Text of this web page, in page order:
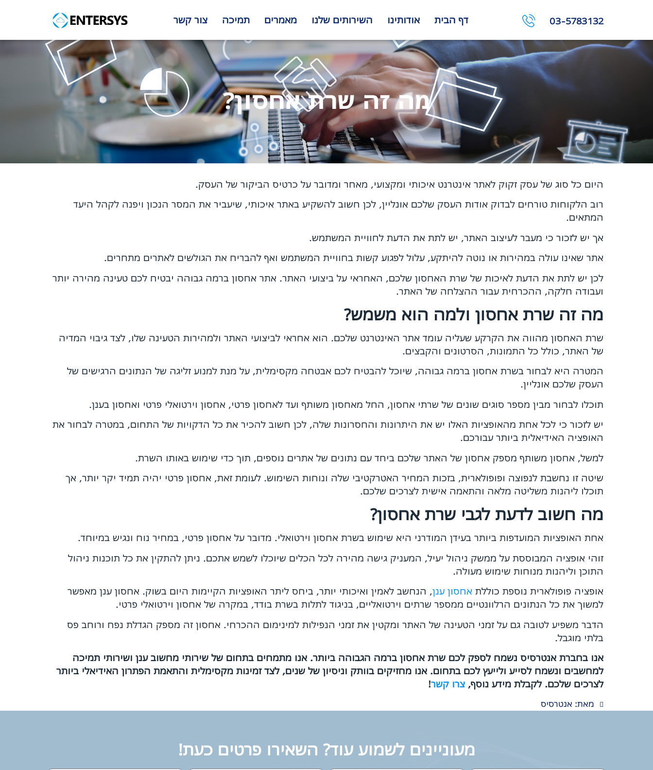
03-5783132 דף הבית אודותינו השירותים שלנו מאמרים תמיכה צור קשר
מה זה שרת אחסון?
היום כל סוג של עסק זקוק לאתר אינטרנט איכותי ומקצועי, מאחר ומדובר על כרטיס הביקור של העסק.
רוב הלקוחות טורחים לבדוק אודות העסק שלכם אונליין, לכן חשוב להשקיע באתר איכותי, שיעביר את המסר הנכון ויפנה לקהל היעד
המתאים.
אך יש לזכור כי מעבר לעיצוב האתר, יש לתת את הדעת לחוויית המשתמש.
אתר שאינו עולה במהירות או נוטה להיתקע, עלול לפגוע קשות בחוויית המשתמש ואף להבריח את הגולשים לאתרים מתחרים.
לכן יש לתת את הדעת לאיכות של שרת האחסון שלכם, האחראי על ביצועי האתר. אתר אחסון ברמה גבוהה יבטיח לכם טעינה מהירה יותר
ועבודה חלקה, ההכרחית עבור ההצלחה של האתר.
מה זה שרת אחסון ולמה הוא משמש?
שרת האחסון מהווה את הקרקע שעליה עומד אתר האינטרנט שלכם. הוא אחראי לביצועי האתר ולמהירות הטעינה שלו, לצד גיבוי המדיה
של האתר, כולל כל התמונות, הסרטונים והקבצים.
המטרה היא לבחור בשרת אחסון ברמה גבוהה, שיוכל להבטיח לכם אבטחה מקסימלית, על מנת למנוע זליגה של הנתונים הרגישים של
העסק שלכם אונליין.
תוכלו לבחור מבין מספר סוגים שונים של שרתי אחסון, החל מאחסון משותף ועד לאחסון פרטי, אחסון וירטואלי פרטי ואחסון בענן.
יש לזכור כי לכל אחת מהאופציות האלו יש את היתרונות והחסרונות שלה, לכן חשוב להכיר את כל הדקויות של התחום, במטרה לבחור את
האופציה האידיאלית ביותר עבורכם.
למשל, אחסון משותף מספק אחסון של האתר שלכם ביחד עם נתונים של אתרים נוספים, תוך כדי שימוש באותו השרת.
שיטה זו נחשבת לנפוצה ופופולארית, בזכות המחיר האטרקטיבי שלה ונוחות השימוש. לעומת זאת, אחסון פרטי יהיה תמיד יקר יותר, אך
תוכלו ליהנות משליטה מלאה והתאמה אישית לצרכים שלכם.
מה חשוב לדעת לגבי שרת אחסון?
אחת האופציות המועדפות ביותר בעידן המודרני היא שימוש בשרת אחסון וירטואלי. מדובר על אחסון פרטי, במחיר נוח ונגיש במיוחד.
זוהי אופציה המבוססת על ממשק ניהול יעיל, המעניק גישה מהירה לכל הכלים שיוכלו לשמש אתכם. ניתן להתקין את כל תוכנות ניהול
התוכן וליהנות מנוחות שימוש מעולה.
אופציה פופולארית נוספת כוללת אחסון ענן, הנחשב לאמין ואיכותי יותר, ביחס ליתר האופציות הקיימות היום בשוק. אחסון ענן מאפשר
למשוך את כל הנתונים הרלוונטיים ממספר שרתים וירטואליים, בניגוד לתלות בשרת בודד, במקרה של אחסון וירטואלי פרטי.
הדבר משפיע לטובה גם על זמני הטעינה של האתר ומקטין את זמני הנפילות למינימום ההכרחי. אחסון זה מספק הגדלת נפח ורוחב פס
בלתי מוגבל.
אנו בחברת אנטרסיס נשמח לספק לכם שרת אחסון ברמה הגבוהה ביותר. אנו מתמחים בתחום של שירותי מחשוב ענן ושירותי תמיכה
למחשבים ונשמח לסייע ולייעץ לכם בתחום. אנו מחזיקים בוותק וניסיון של שנים, לצד זמינות מקסימלית והתאמת הפתרון האידיאלי ביותר
לצרכים שלכם. לקבלת מידע נוסף, צרו קשר!
מאת: אנטרסיס
מעוניינים לשמוע עוד? השאירו פרטים כעת!